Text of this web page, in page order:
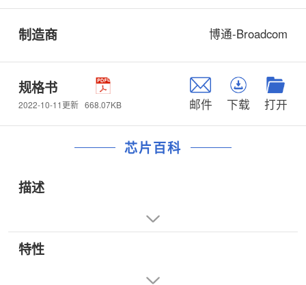
制造商 博通-Broadcom
规格书
2022-10-11更新 668.07KB 邮件 下载 打开
芯片百科
描述
特性